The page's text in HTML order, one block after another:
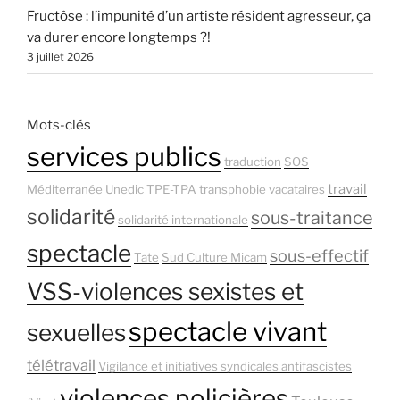
Fructôse : l’impunité d’un artiste résident agresseur, ça
va durer encore longtemps ?!
3 juillet 2026
Mots-clés
services publics traduction SOS
Méditerranée UnedicTPE-TPA transphobie vacataires travail
solidaritésolidarité internationale sous-traitance
spectacle Tate Sud Culture Micam sous-effectif
VSS-violences sexistes et
sexuellesspectacle vivant
télétravail Vigilance et initiatives syndicales antifascistes